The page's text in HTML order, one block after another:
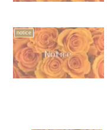
notice